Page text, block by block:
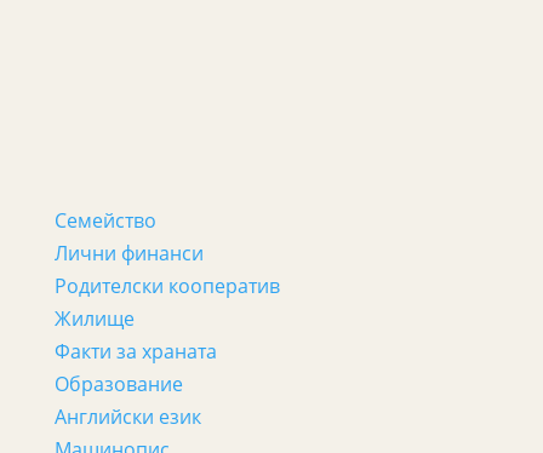
Семейство
Лични финанси
Родителски кооператив
Жилище
Факти за храната
Образование
Английски език